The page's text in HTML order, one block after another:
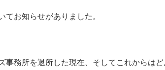
てお知らせがありました。
事務所を退所した現在、そしてこれからは